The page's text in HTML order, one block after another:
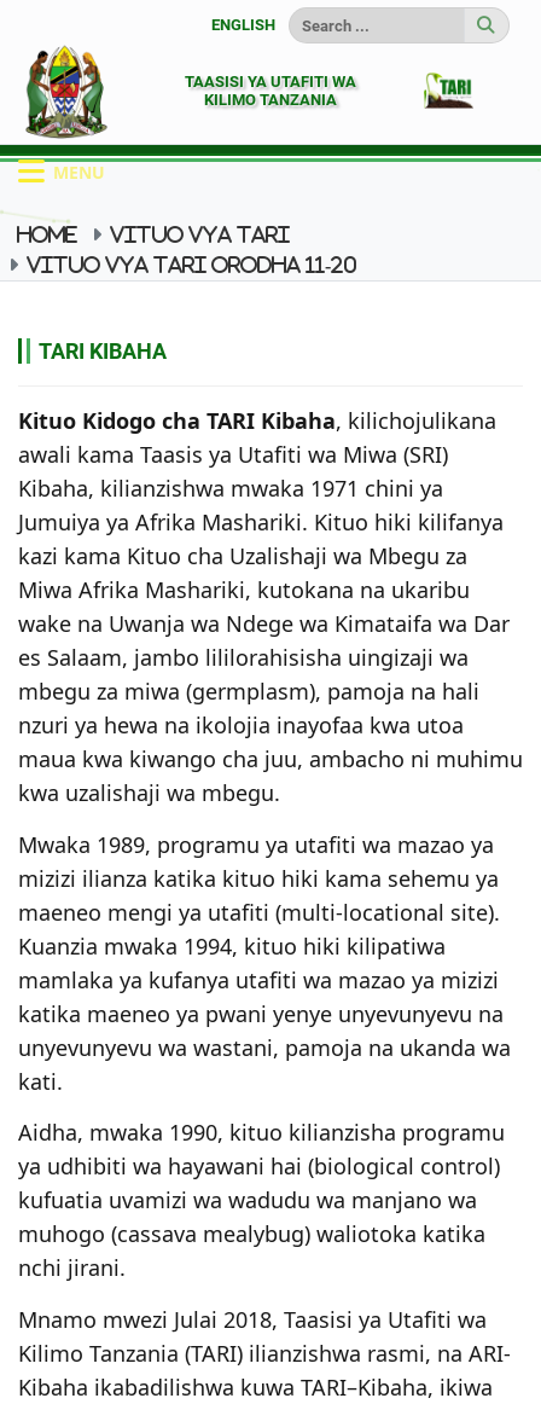
ENGLISH
TAASISI YA UTAFITI WA
KILIMO TANZANIA
MENU
HOME
VITUO VYA TARI
VITUO VYA TARI ORODHA 11-20
TARI KIBAHA
Kituo Kidogo cha TARI Kibaha, kilichojulikana
awali kama Taasis ya Utafiti wa Miwa (SRI)
Kibaha, kilianzishwa mwaka 1971 chini ya
Jumuiya ya Afrika Mashariki. Kituo hiki kilifanya
kazi kama Kituo cha Uzalishaji wa Mbegu za
Miwa Afrika Mashariki, kutokana na ukaribu
wake na Uwanja wa Ndege wa Kimataifa wa Dar
es Salaam, jambo lililorahisisha uingizaji wa
mbegu za miwa (germplasm), pamoja na hali
nzuri ya hewa na ikolojia inayofaa kwa utoa
maua kwa kiwango cha juu, ambacho ni muhimu
kwa uzalishaji wa mbegu.
Mwaka 1989, programu ya utafiti wa mazao ya
mizizi ilianza katika kituo hiki kama sehemu ya
maeneo mengi ya utafiti (multi-locational site).
Kuanzia mwaka 1994, kituo hiki kilipatiwa
mamlaka ya kufanya utafiti wa mazao ya mizizi
katika maeneo ya pwani yenye unyevunyevu na
unyevunyevu wa wastani, pamoja na ukanda wa
kati.
Aidha, mwaka 1990, kituo kilianzisha programu
ya udhibiti wa hayawani hai (biological control)
kufuatia uvamizi wa wadudu wa manjano wa
muhogo (cassava mealybug) waliotoka katika
nchi jirani.
Mnamo mwezi Julai 2018, Taasisi ya Utafiti wa
Kilimo Tanzania (TARI) ilianzishwa rasmi, na ARI-
Kibaha ikabadilishwa kuwa TARI–Kibaha, ikiwa